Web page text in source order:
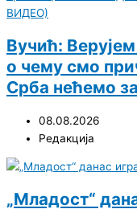
Вучић:
о чему смо
Срба нећемо
08.08.2026
Редакција
„Младост“